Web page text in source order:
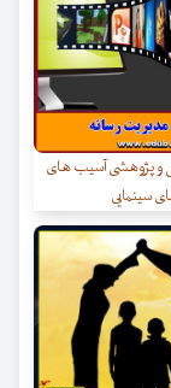
و پژوهشی آسیب های
سینمایی